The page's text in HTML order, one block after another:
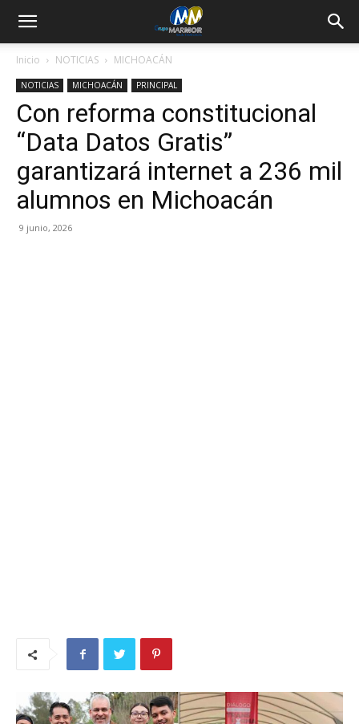
Inicio NOTICIAS MICHOACÁN
NOTICIAS MICHOACÁN PRINCIPAL
Con reforma constitucional
“Data Datos Gratis”
garantizará internet a 236 mil
alumnos en Michoacán
9 junio, 2026